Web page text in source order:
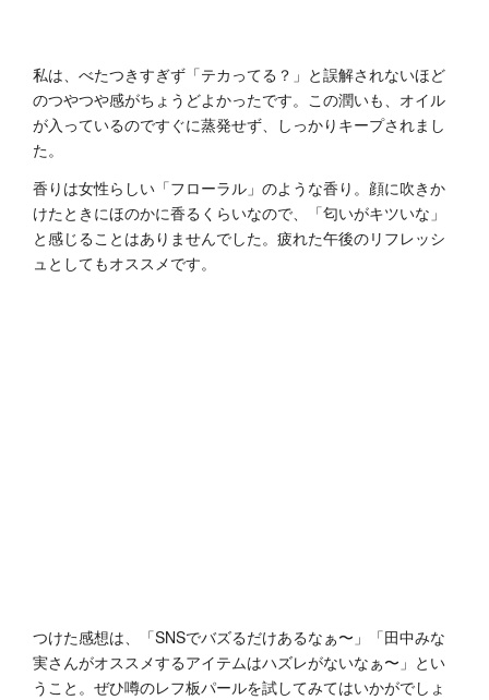
私は、べたつきすぎず「テカってる？」と誤解されないほど
のつやつや感がちょうどよかったです。この潤いも、オイル
が入っているのですぐに蒸発せず、しっかりキープされまし
た。
香りは女性らしい「フローラル」のような香り。顔に吹きか
けたときにほのかに香るくらいなので、「匂いがキツいな」
と感じることはありませんでした。疲れた午後のリフレッシ
ュとしてもオススメです。
つけた感想は、「SNSでバズるだけあるなぁ〜」「田中みな
実さんがオススメするアイテムはハズレがないなぁ〜」とい
うこと。ぜひ噂のレフ板パールを試してみてはいかがでしょ